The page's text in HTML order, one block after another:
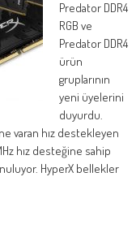
Predator DDR4
RGB ve
Predator DDR4
ürün
gruplarının
yeni üyelerini
duyurdu.
varan hız destekleyen
hız desteğine sahip
HyperX bellekler